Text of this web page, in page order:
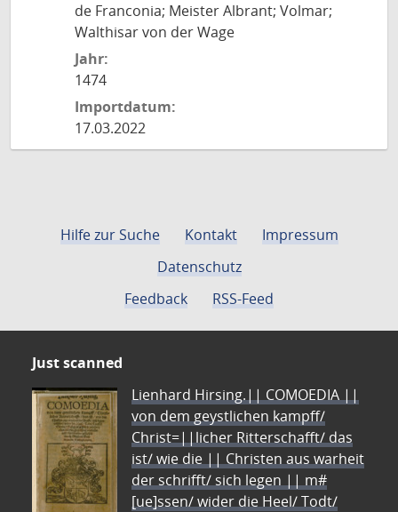
de Franconia; Meister Albrant; Volmar;
Walthisar von der Wage
Jahr:
1474
Importdatum:
17.03.2022
Hilfe zur Suche Kontakt
Impressum
Datenschutz
Feedback
RSS-Feed
Just scanned
Lienhard Hirsing.|| COMOEDIA ||
von dem geystlichen kampff/
Christ=||licher Ritterschafft/ das
ist/ wie die || Christen aus warheit
der schrifft/ sich legen || m#
[ue]ssen/ wider die Heel/ Todt/